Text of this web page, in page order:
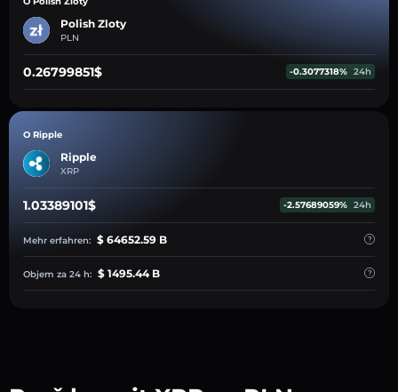
Polish Zloty
PLN
0.26799851$ -0.3077318% 24h
O Ripple
Ripple
XRP
1.03389101$ -2.57689059% 24h
Mehr erfahren: $ 64652.59 B
Objem za 24 h: $ 1495.44 B